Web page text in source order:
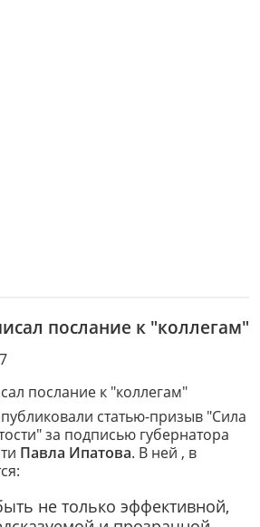
послание к "коллегам"
статью-призыв "Сила
за подписью губернатора
Павла Ипатова. В ней , в
не только эффективной,